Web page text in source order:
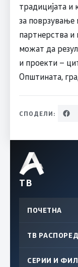
традицијата
за поврзување
партнерства и
можат да
и проекти –
Општината,
СПОДЕЛИ:
ТВ
ПОЧЕТНА
ТВ РАСПОРЕД
СЕРИИ И